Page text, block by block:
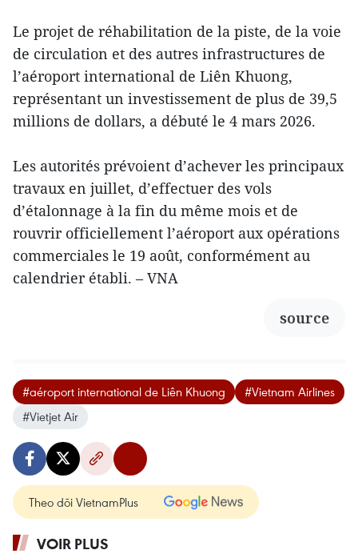
Le projet de réhabilitation de la piste, de la voie
de circulation et des autres infrastructures de
l’aéroport international de Liên Khuong,
représentant un investissement de plus de 39,5
millions de dollars, a débuté le 4 mars 2026.
Les autorités prévoient d’achever les principaux
travaux en juillet, d’effectuer des vols
d’étalonnage à la fin du même mois et de
rouvrir officiellement l’aéroport aux opérations
commerciales le 19 août, conformément au
calendrier établi. – VNA
source
#aéroport international de Liên Khuong
#Vietnam Airlines
#Vietjet Air
Theo dõi VietnamPlus
VOIR PLUS